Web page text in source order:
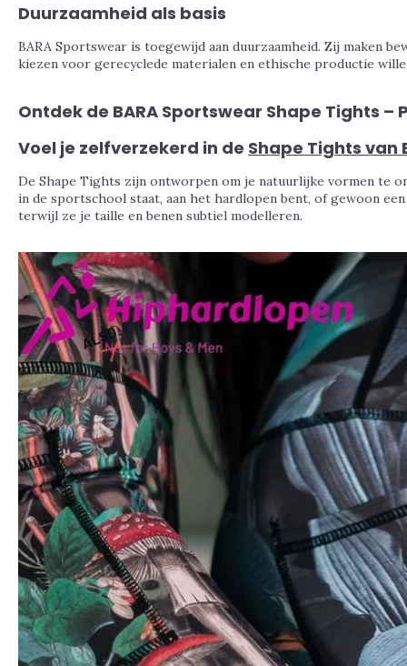
Duurzaamheid als basis
BARA Sportswear is toegewijd aan duurzaamheid. Zij maken
kiezen voor gerecyclede materialen en ethische productie
Ontdek de BARA Sportswear Shape Tights
Voel je zelfverzekerd in de Shape Tights van
De Shape Tights zijn ontworpen om je natuurlijke vormen te
in de sportschool staat, aan het hardlopen bent, of gewoon
terwijl ze je taille en benen subtiel modelleren.